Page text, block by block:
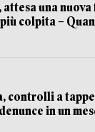
una nuova
colpita –
controlli a
in un